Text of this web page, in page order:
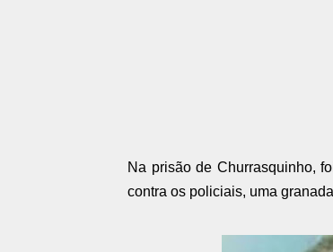
Na prisão de Churrasquinho,
contra os policiais, uma